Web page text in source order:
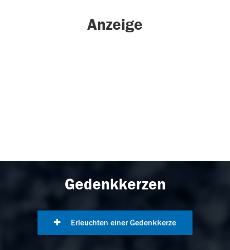
Anzeige
Gedenkkerzen
Erleuchten einer Gedenkkerze